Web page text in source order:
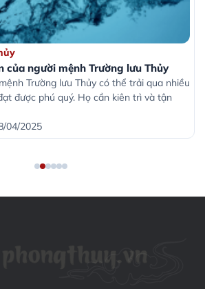
của người mệnh Trường lưu Thủy
của người mệnh Trường lưu Thủy
Trường lưu Thủy có thể trải qua nhiều
được phú quý. Họ cần kiên trì và tận
04/2025